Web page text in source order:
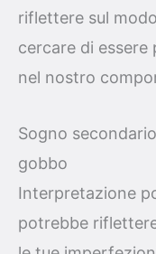
riflettere sul
cercare di
nel nostro
Sogno
gobbo
Interpretazione
potrebbe